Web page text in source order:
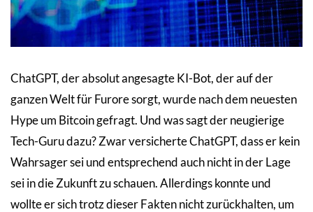
ChatGPT, der absolut angesagte KI-Bot, der auf der
ganzen Welt für Furore sorgt, wurde nach dem neuesten
Hype um Bitcoin gefragt. Und was sagt der neugierige
Tech-Guru dazu? Zwar versicherte ChatGPT, dass er kein
Wahrsager sei und entsprechend auch nicht in der Lage
sei in die Zukunft zu schauen. Allerdings konnte und
wollte er sich trotz dieser Fakten nicht zurückhalten, um